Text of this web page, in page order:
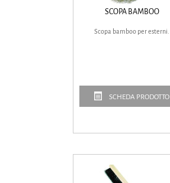
SCOPA BAMBOO
Scopa bamboo per esterni.
SCHEDA PRODOTTO